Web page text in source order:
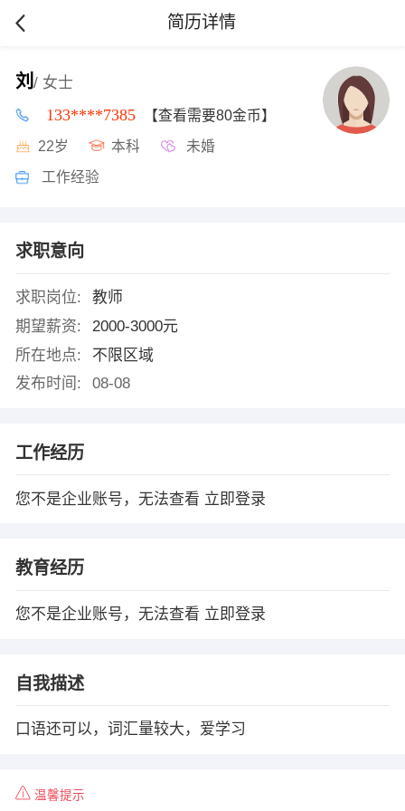
简历详情
刘 / 女士
133****7385 【查看需要80金币】
22岁 本科 未婚
工作经验
求职意向
求职岗位:
教师
期望薪资:
2000-3000元
所在地点:
不限区域
发布时间:
08-08
工作经历
您不是企业账号，无法查看 立即登录
教育经历
您不是企业账号，无法查看 立即登录
自我描述
口语还可以，词汇量较大，爱学习
温馨提示